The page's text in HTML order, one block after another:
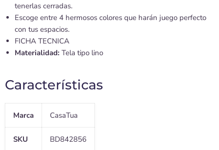
tenerlas cerradas.
Escoge entre 4 hermosos colores que harán juego perfecto
con tus espacios.
FICHA TECNICA
Materialidad: Tela tipo lino
Características
Marca CasaTua
SKU BD842856